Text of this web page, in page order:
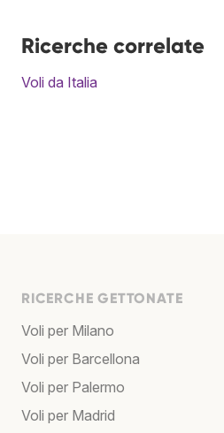
Ricerche correlate
Voli da Italia
RICERCHE GETTONATE
Voli per Milano
Voli per Barcellona
Voli per Palermo
Voli per Madrid